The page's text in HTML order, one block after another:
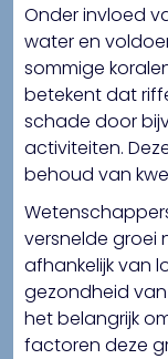
Onder invloed
water en
sommige
betekent dat
schade door
activiteiten.
behoud van
versnelde groei
afhankelijk van
gezondheid
het belangrijk
factoren deze